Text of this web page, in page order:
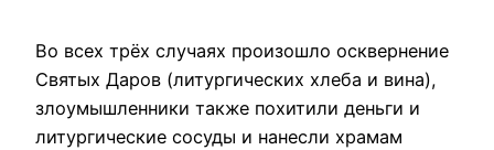
Во всех трёх случаях произошло осквернение
Святых Даров (литургических хлеба и вина),
злоумышленники также похитили деньги и
литургические сосуды и нанесли храмам